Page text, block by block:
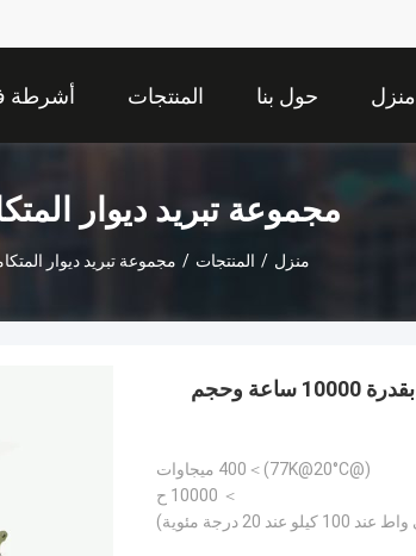
منزل حول بنا المنتجات أشرطة
مجموعة تبريد ديوار
منزل / المنتجات / مجموعة تبريد ديوار
مبرد تبريد دوار متكامل بقدرة 400 ميجاوات مع MTTF بقدرة 10000 ساعة وحجم
(@77K@20°C)＞400 ميجاوات
＞ 10000 ح